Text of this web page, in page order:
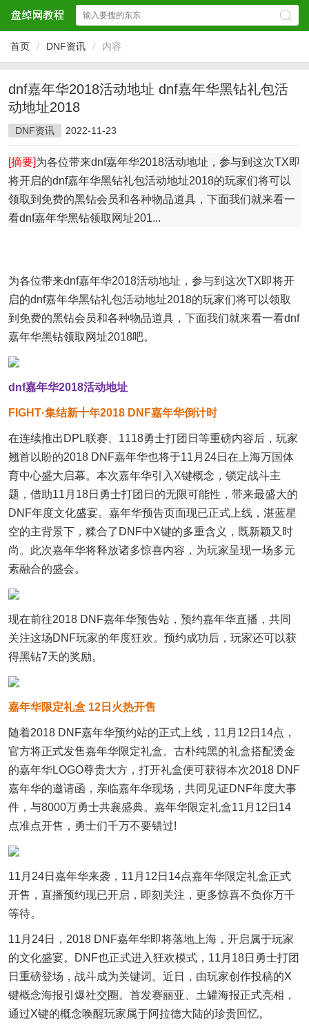
首页 / DNF资讯 / 内容
dnf嘉年华2018活动地址 dnf嘉年华黑钻礼包活
动地址2018
DNF资讯 2022-11-23
[摘要]为各位带来dnf嘉年华2018活动地址，参与到这次TX即
将开启的dnf嘉年华黑钻礼包活动地址2018的玩家们将可以
领取到免费的黑钻会员和各种物品道具，下面我们就来看一
看dnf嘉年华黑钻领取网址201...
为各位带来dnf嘉年华2018活动地址，参与到这次TX即将开
启的dnf嘉年华黑钻礼包活动地址2018的玩家们将可以领取
到免费的黑钻会员和各种物品道具，下面我们就来看一看dnf
嘉年华黑钻领取网址2018吧。
dnf嘉年华2018活动地址
FIGHT·集结新十年2018 DNF嘉年华倒计时
在连续推出DPL联赛、1118勇士打团日等重磅内容后，玩家
翘首以盼的2018 DNF嘉年华也将于11月24日在上海万国体
育中心盛大启幕。本次嘉年华引入X键概念，锁定战斗主
题，借助11月18日勇士打团日的无限可能性，带来最盛大的
DNF年度文化盛宴。嘉年华预告页面现已正式上线，湛蓝星
空的主背景下，糅合了DNF中X键的多重含义，既新颖又时
尚。此次嘉年华将释放诸多惊喜内容，为玩家呈现一场多元
素融合的盛会。
现在前往2018 DNF嘉年华预告站，预约嘉年华直播，共同
关注这场DNF玩家的年度狂欢。预约成功后，玩家还可以获
得黑钻7天的奖励。
嘉年华限定礼盒 12日火热开售
随着2018 DNF嘉年华预约站的正式上线，11月12日14点，
官方将正式发售嘉年华限定礼盒。古朴纯黑的礼盒搭配烫金
的嘉年华LOGO尊贵大方，打开礼盒便可获得本次2018 DNF
嘉年华的邀请函，亲临嘉年华现场，共同见证DNF年度大事
件，与8000万勇士共襄盛典。嘉年华限定礼盒11月12日14
点准点开售，勇士们千万不要错过!
11月24日嘉年华来袭，11月12日14点嘉年华限定礼盒正式
开售，直播预约现已开启，即刻关注，更多惊喜不负你万千
等待。
11月24日，2018 DNF嘉年华即将落地上海，开启属于玩家
的文化盛宴。DNF也正式进入狂欢模式，11月18日勇士打团
日重磅登场，战斗成为关键词。近日，由玩家创作投稿的X
键概念海报引爆社交圈。首发赛丽亚、土罐海报正式亮相，
通过X键的概念唤醒玩家属于阿拉德大陆的珍贵回忆。